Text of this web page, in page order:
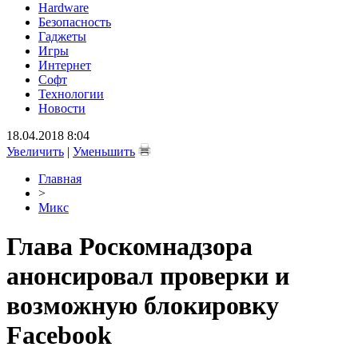
Hardware
Безопасность
Гаджеты
Игры
Интернет
Софт
Технологии
Новости
18.04.2018 8:04
Увеличить | Уменьшить
Главная
>
Микс
Глава Роскомнадзора
анонсировал проверки и
возможную блокировку
Facebook